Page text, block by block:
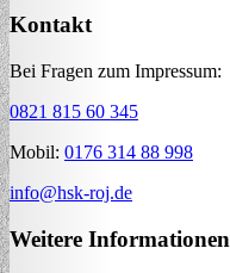
Kontakt
Bei Fragen zum Impressum:
0821 815 60 345
Mobil: 0176 314 88 998
info@hsk-roj.de
Weitere Informationen